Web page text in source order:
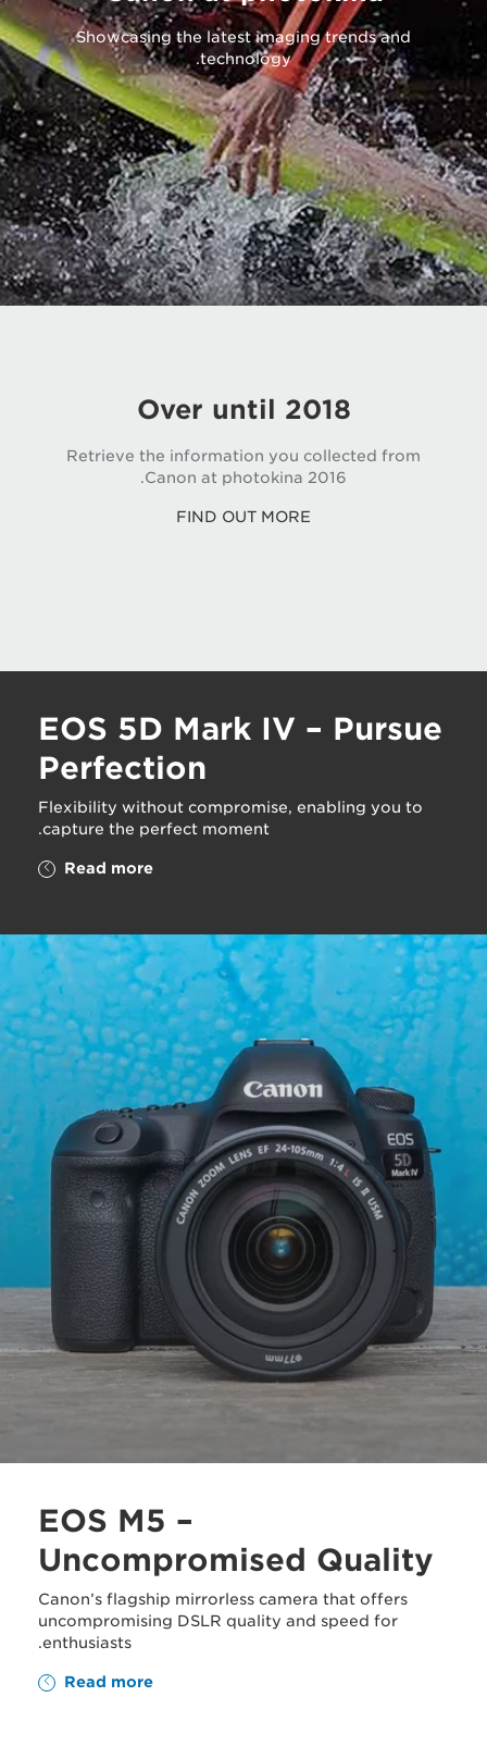
Showcasing the latest imaging trends and
technology.
Over until 2018
Retrieve the information you collected from
Canon at photokina 2016.
FIND OUT MORE
EOS 5D Mark IV – Pursue
Perfection
Flexibility without compromise, enabling you to
capture the perfect moment.
Read more
EOS M5 –
Uncompromised Quality
Canon’s flagship mirrorless camera that offers
uncompromising DSLR quality and speed for
enthusiasts.
Read more